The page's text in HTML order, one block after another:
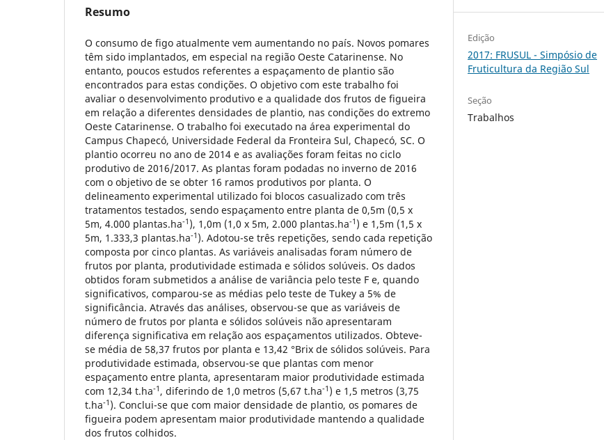
Resumo
O consumo de figo atualmente vem aumentando no país. Novos pomares
têm sido implantados, em especial na região Oeste Catarinense. No
entanto, poucos estudos referentes a espaçamento de plantio são
encontrados para estas condições. O objetivo com este trabalho foi
avaliar o desenvolvimento produtivo e a qualidade dos frutos de figueira
em relação a diferentes densidades de plantio, nas condições do extremo
Oeste Catarinense. O trabalho foi executado na área experimental do
Campus Chapecó, Universidade Federal da Fronteira Sul, Chapecó, SC. O
plantio ocorreu no ano de 2014 e as avaliações foram feitas no ciclo
produtivo de 2016/2017. As plantas foram podadas no inverno de 2016
com o objetivo de se obter 16 ramos produtivos por planta. O
delineamento experimental utilizado foi blocos casualizado com três
tratamentos testados, sendo espaçamento entre planta de 0,5m (0,5 x
5m, 4.000 plantas.ha-1 ), 1,0m (1,0 x 5m, 2.000 plantas.ha-1 ) e 1,5m (1,5 x
5m, 1.333,3 plantas.ha-1 ). Adotou-se três repetições, sendo cada repetição
composta por cinco plantas. As variáveis analisadas foram número de
frutos por planta, produtividade estimada e sólidos solúveis. Os dados
obtidos foram submetidos a análise de variância pelo teste F e, quando
significativos, comparou-se as médias pelo teste de Tukey a 5% de
significância. Através das análises, observou-se que as variáveis de
número de frutos por planta e sólidos solúveis não apresentaram
diferença significativa em relação aos espaçamentos utilizados. Obteve-
se média de 58,37 frutos por planta e 13,42 °Brix de sólidos solúveis. Para
produtividade estimada, observou-se que plantas com menor
espaçamento entre planta, apresentaram maior produtividade estimada
com 12,34 t.ha-1 , diferindo de 1,0 metros (5,67 t.ha-1 ) e 1,5 metros (3,75
t.ha-1 ). Conclui-se que com maior densidade de plantio, os pomares de
figueira podem apresentam maior produtividade mantendo a qualidade
dos frutos colhidos.
Edição
2017: FRUSUL - Simpósio de
Fruticultura da Região Sul
Seção
Trabalhos